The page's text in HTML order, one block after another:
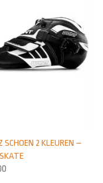
SCHOEN 2 KLEUREN –